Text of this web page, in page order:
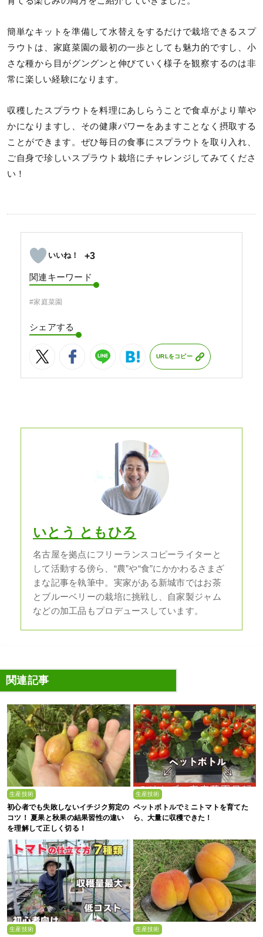
簡単なキットを準備して水替えをするだけで栽培できるスプ
ラウトは、家庭菜園の最初の一歩としても魅力的ですし、小
さな種から目がグングンと伸びていく様子を観察するのは非
常に楽しい経験になります。
収穫したスプラウトを料理にあしらうことで食卓がより華や
かになりますし、その健康パワーをあますことなく摂取する
ことができます。ぜひ毎日の食事にスプラウトを取り入れ、
ご自身で珍しいスプラウト栽培にチャレンジしてみてくださ
い！
+3
関連キーワード
#家庭菜園
シェアする
URLをコピー
いとう ともひろ
名古屋を拠点にフリーランスコピーライターと
して活動する傍ら、“農”や“食”にかかわるさまざ
まな記事を執筆中。実家がある新城市ではお茶
とブルーベリーの栽培に挑戦し、自家製ジャム
などの加工品もプロデュースしています。
関連記事
生産技術
初心者でも失敗しないイチジク剪定の
コツ！ 夏果と秋果の結果習性の違い
を理解して正しく切る！
生産技術
ペットボトルでミニトマトを育てた
ら、大量に収穫できた！
生産技術 生産技術